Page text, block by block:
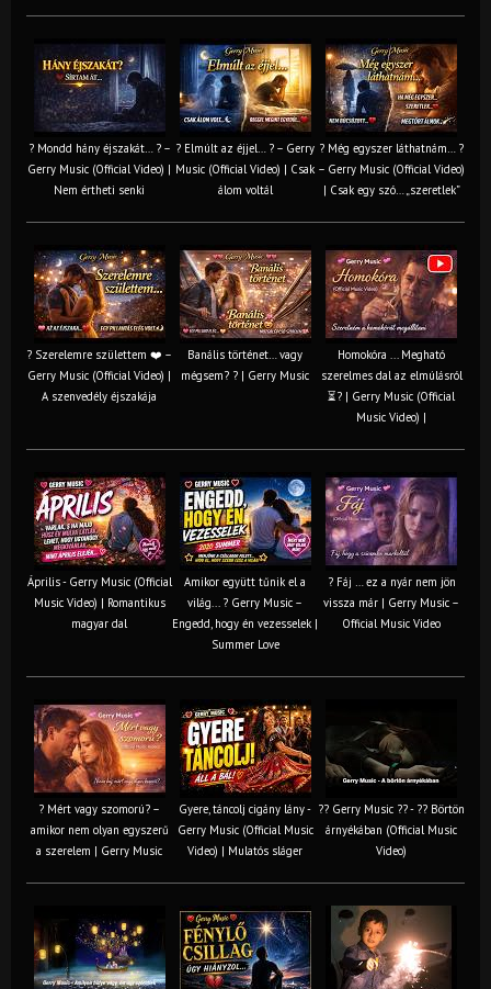
? Mondd hány éjszakát… ? –
Gerry Music (Official Video) |
Nem értheti senki
? Elmúlt az éjjel… ? – Gerry
Music (Official Video) | Csak
álom voltál
? Még egyszer láthatnám… ?
– Gerry Music (Official Video)
| Csak egy szó… „szeretlek”
? Szerelemre születtem ❤️ –
Gerry Music (Official Video) |
A szenvedély éjszakája
Banális történet… vagy
mégsem? ? | Gerry Music
Homokóra ... Megható
szerelmes dal az elmúlásról
⏳? | Gerry Music (Official
Music Video) |
Április - Gerry Music (Official
Music Video) | Romantikus
magyar dal
Amikor együtt tűnik el a
világ... ? Gerry Music –
Engedd, hogy én vezesselek |
Summer Love
? Fáj … ez a nyár nem jön
vissza már | Gerry Music –
Official Music Video
? Mért vagy szomorú? –
amikor nem olyan egyszerű
a szerelem | Gerry Music
Gyere, táncolj cigány lány -
Gerry Music (Official Music
Video) | Mulatós sláger
?? Gerry Music ?? - ?? Börtön
árnyékában (Official Music
Video)